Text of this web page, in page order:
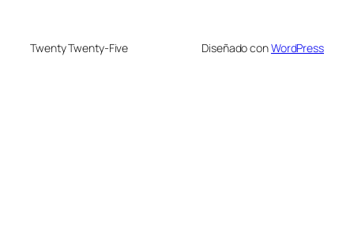
Twenty Twenty-Five Diseñado conWordPress